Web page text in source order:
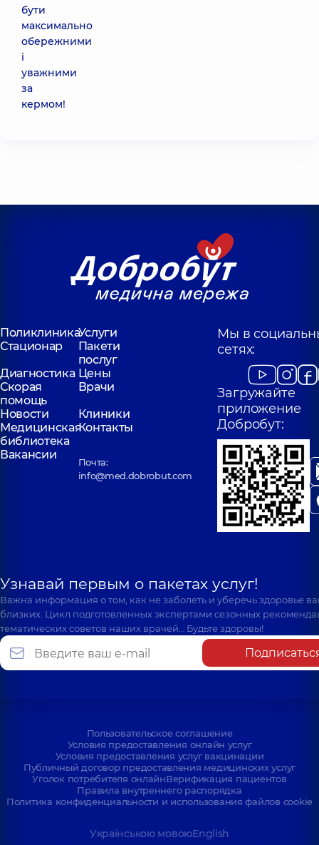
бути
максимально
обережними
і
уважними
за
кермом!
ПоликлиникаУслуги
Стационар
Пакети
послуг
Диагностика Цены
Скорая
помощь
Врачи
Новости
Клиники
Медицинская
библиотека
Контакты
Вакансии
Почта:
info@med.dobrobut.com
Мы в
сетях:
Загружайте
приложение
Добробут:
Узнавай первым о пакетах услуг!
Важна информация о том, как не заболеть и уберечь здоровье
близких. Цикл подготовленных экспертами сезонных
тематических советов наших врачей… Будьте здоровы!
Пользовательское соглашение
Условия предоставления онлайн услуг
Условия предоставления услуг вакцинации
Публичный договор предоставления медицинских услуг
Уголок потребителя онлайнВерификация пациентов
Правила внутреннего распорядка
Политика конфиденциальности и использования файлов cookie
Українською мовоюEnglish